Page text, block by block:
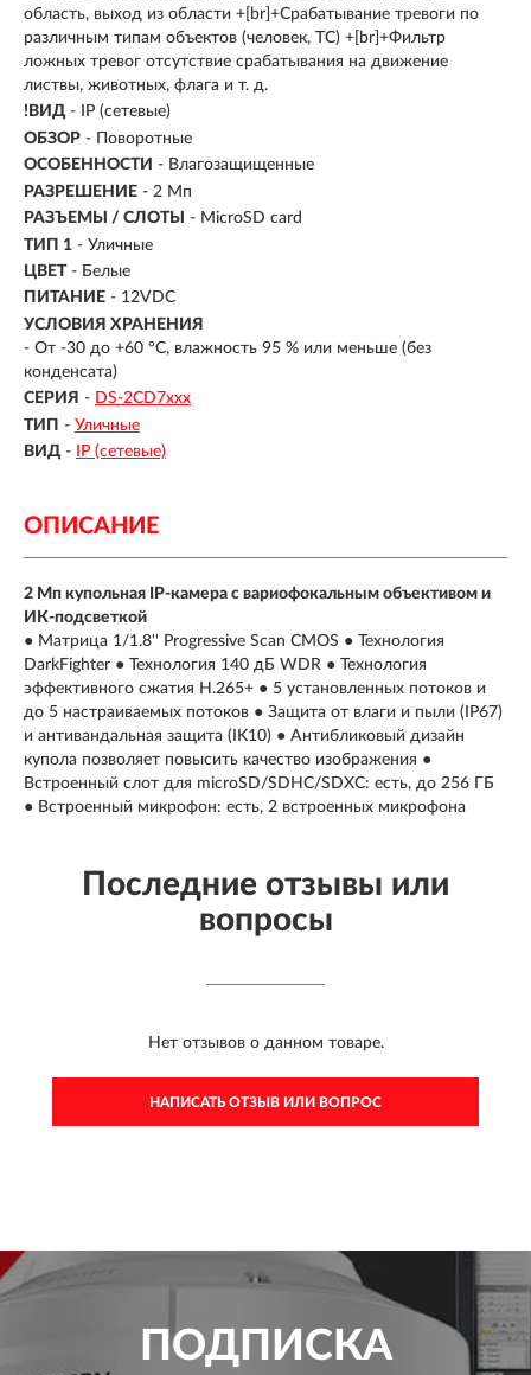
область, выход из области +[br]+Срабатывание тревоги по
различным типам объектов (человек, ТС) +[br]+Фильтр
ложных тревог отсутствие срабатывания на движение
листвы, животных, флага и т. д.
!ВИД - IP (сетевые)
ОБЗОР - Поворотные
ОСОБЕННОСТИ - Влагозащищенные
РАЗРЕШЕНИЕ - 2 Мп
РАЗЪЕМЫ / СЛОТЫ
- MicroSD card
ТИП 1 - Уличные
ЦВЕТ - Белые
ПИТАНИЕ - 12VDC
УСЛОВИЯ ХРАНЕНИЯ
- От -30 до +60 °C, влажность 95 % или меньше (без
конденсата)
СЕРИЯ - DS-2CD7ххх
ТИП - Уличные
ВИД - IP (сетевые)
ОПИСАНИЕ
2 Мп купольная IP-камера с вариофокальным объективом и
ИК-подсветкой
● Матрица 1/1.8'' Progressive Scan CMOS ● Технология
DarkFighter ● Технология 140 дБ WDR ● Технология
эффективного сжатия H.265+ ● 5 установленных потоков и
до 5 настраиваемых потоков ● Защита от влаги и пыли (IP67)
и антивандальная защита (IK10) ● Антибликовый дизайн
купола позволяет повысить качество изображения ●
Встроенный слот для microSD/SDHC/SDXC: есть, до 256 ГБ
● Встроенный микрофон: есть, 2 встроенных микрофона
Последние отзывы или
вопросы
Нет отзывов о данном товаре.
НАПИСАТЬ ОТЗЫВ ИЛИ ВОПРОС
ПОДПИСКА